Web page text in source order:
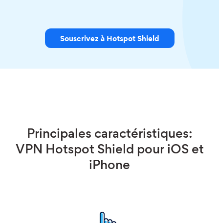
Souscrivez à Hotspot Shield
Principales caractéristiques:
VPN Hotspot Shield pour iOS et
iPhone